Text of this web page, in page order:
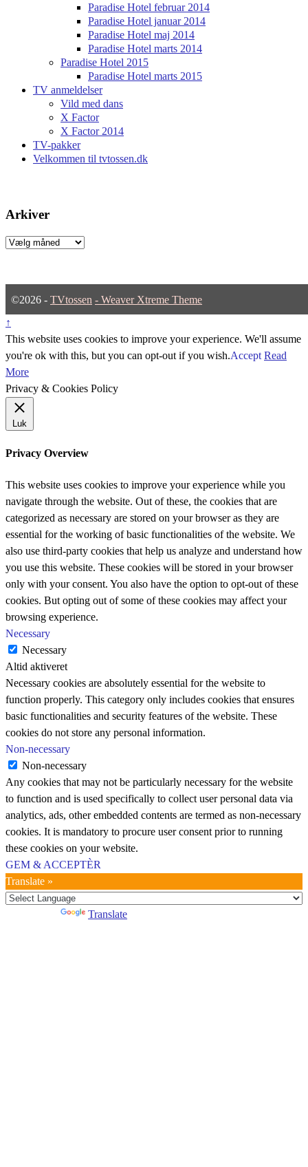
Paradise Hotel februar 2014
Paradise Hotel januar 2014
Paradise Hotel maj 2014
Paradise Hotel marts 2014
Paradise Hotel 2015
Paradise Hotel marts 2015
TV anmeldelser
Vild med dans
X Factor
X Factor 2014
TV-pakker
Velkommen til tvtossen.dk
Arkiver
Arkiver
©2026 - TVtossen - Weaver Xtreme Theme
↑
This website uses cookies to improve your experience. We'll assume
you're ok with this, but you can opt-out if you wish.Accept Read
More
Privacy & Cookies Policy
Luk
Privacy Overview
This website uses cookies to improve your experience while you
navigate through the website. Out of these, the cookies that are
categorized as necessary are stored on your browser as they are
essential for the working of basic functionalities of the website. We
also use third-party cookies that help us analyze and understand how
you use this website. These cookies will be stored in your browser
only with your consent. You also have the option to opt-out of these
cookies. But opting out of some of these cookies may affect your
browsing experience.
Necessary
Necessary
Altid aktiveret
Necessary cookies are absolutely essential for the website to
function properly. This category only includes cookies that ensures
basic functionalities and security features of the website. These
cookies do not store any personal information.
Non-necessary
Non-necessary
Any cookies that may not be particularly necessary for the website
to function and is used specifically to collect user personal data via
analytics, ads, other embedded contents are termed as non-necessary
cookies. It is mandatory to procure user consent prior to running
these cookies on your website.
GEM & ACCEPTÈR
Translate »
Translate